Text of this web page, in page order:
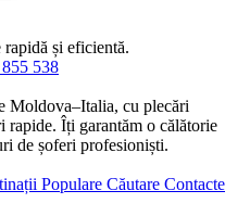
și eficientă.
538
Moldova–Italia, cu plecări
rapide. Îți garantăm o călătorie
de șoferi profesioniști.
Populare Căutare Contacte